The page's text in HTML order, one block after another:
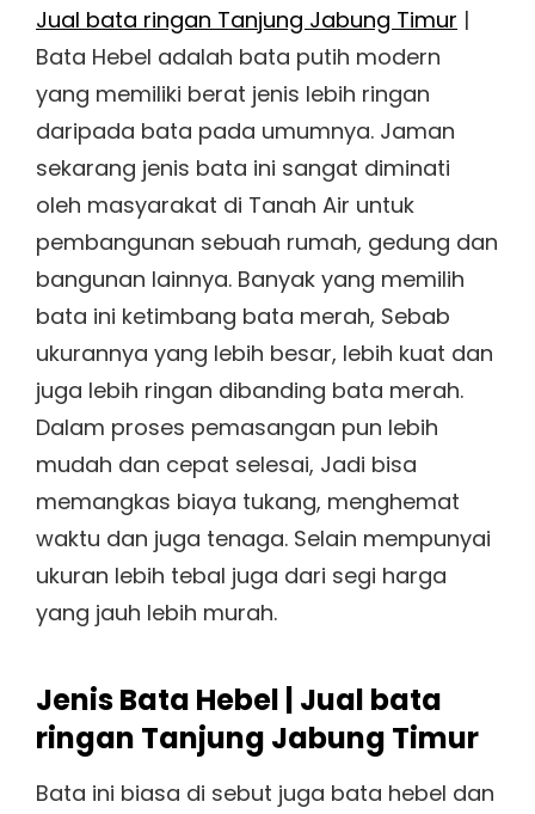
Jual bata ringan Tanjung Jabung Timur |
Bata Hebel adalah bata putih modern
yang memiliki berat jenis lebih ringan
daripada bata pada umumnya. Jaman
sekarang jenis bata ini sangat diminati
oleh masyarakat di Tanah Air untuk
pembangunan sebuah rumah, gedung dan
bangunan lainnya. Banyak yang memilih
bata ini ketimbang bata merah, Sebab
ukurannya yang lebih besar, lebih kuat dan
juga lebih ringan dibanding bata merah.
Dalam proses pemasangan pun lebih
mudah dan cepat selesai, Jadi bisa
memangkas biaya tukang, menghemat
waktu dan juga tenaga. Selain mempunyai
ukuran lebih tebal juga dari segi harga
yang jauh lebih murah.
Jenis Bata Hebel | Jual bata
ringan Tanjung Jabung Timur
Bata ini biasa di sebut juga bata hebel dan